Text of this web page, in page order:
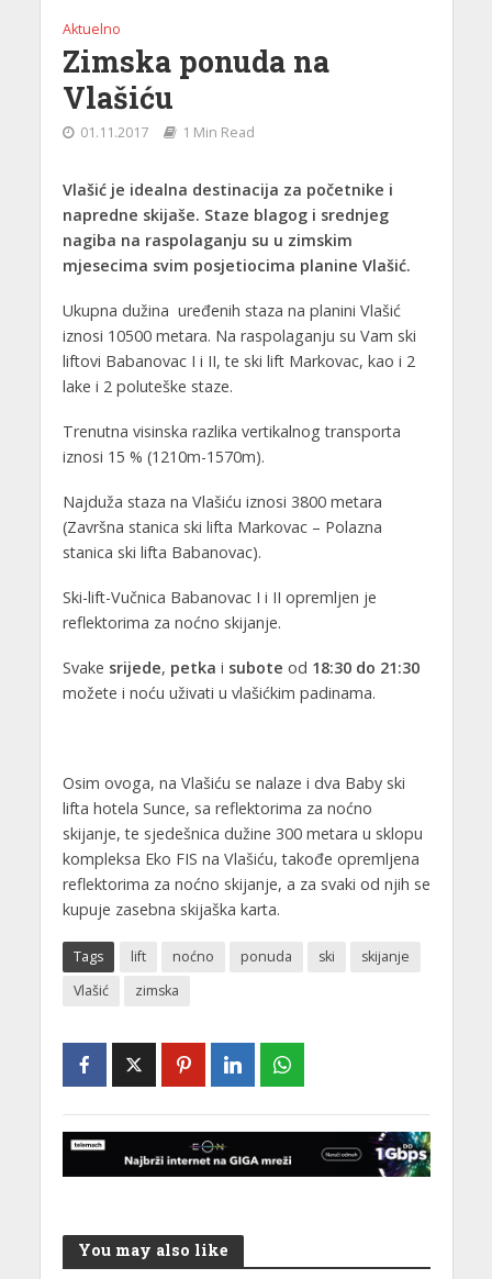
Aktuelno
Zimska ponuda na
Vlašiću
01.11.2017 1 Min Read
Vlašić je idealna destinacija za početnike i
napredne skijaše. Staze blagog i srednjeg
nagiba na raspolaganju su u zimskim
mjesecima svim posjetiocima planine Vlašić.
Ukupna dužina uređenih staza na planini Vlašić
iznosi 10500 metara. Na raspolaganju su Vam ski
liftovi Babanovac I i II, te ski lift Markovac, kao i 2
lake i 2 poluteške staze.
Trenutna visinska razlika vertikalnog transporta
iznosi 15 % (1210m-1570m).
Najduža staza na Vlašiću iznosi 3800 metara
(Završna stanica ski lifta Markovac – Polazna
stanica ski lifta Babanovac).
Ski-lift-Vučnica Babanovac I i II opremljen je
reflektorima za noćno skijanje.
Svake srijede, petka i subote od 18:30 do 21:30
možete i noću uživati u vlašićkim padinama.
Osim ovoga, na Vlašiću se nalaze i dva Baby ski
lifta hotela Sunce, sa reflektorima za noćno
skijanje, te sjedešnica dužine 300 metara u sklopu
kompleksa Eko FIS na Vlašiću, takođe opremljena
reflektorima za noćno skijanje, a za svaki od njih se
kupuje zasebna skijaška karta.
Tags lift noćno ponuda ski
skijanje
Vlašić
zimska
You may also like